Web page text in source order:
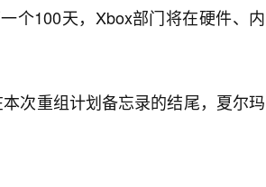
个100天，Xbox部门将在硬件、内
次重组计划备忘录的结尾，夏尔玛